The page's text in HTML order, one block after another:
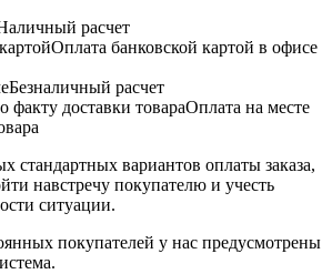
расчет
Оплата банковской картой в офисе
Безналичный расчет
Оплата на месте
стандартных вариантов оплаты заказа,
навстречу покупателю и учесть
ситуации.
покупателей у нас предусмотрены